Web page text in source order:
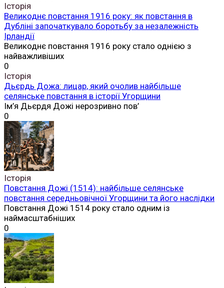
Історія
Великоднє повстання 1916 року: як повстання в
Дубліні започаткувало боротьбу за незалежність
Ірландії
Великоднє повстання 1916 року стало однією з
найважливіших
0
Історія
Дьєрдь Дожа: лицар, який очолив найбільше
селянське повстання в історії Угорщини
Ім’я Дьєрдя Дожі нерозривно пов’
0
Історія
Повстання Дожі (1514): найбільше селянське
повстання середньовічної Угорщини та його наслідки
Повстання Дожі 1514 року стало одним із
наймасштабніших
0